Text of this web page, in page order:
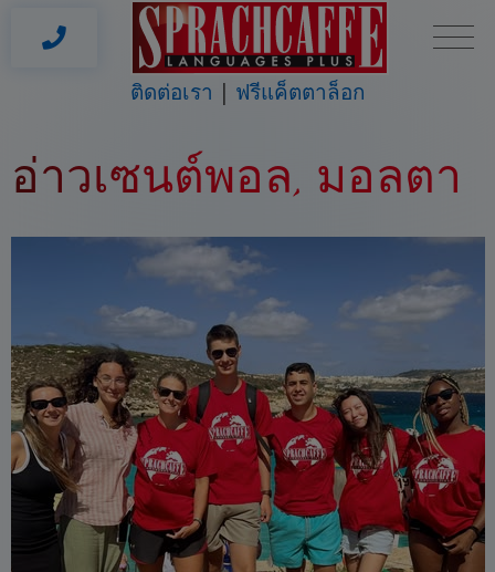
ติดต่อเรา ฟรีแค็ตตาล็อก
อ่าวเซนต์พอล, มอลตา